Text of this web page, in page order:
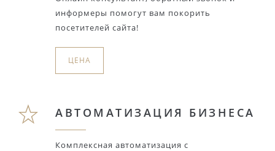
информеры помогут вам покорить
посетителей сайта!
ЦЕНА
АВТОМАТИЗАЦИЯ БИЗНЕСА
Комплексная автоматизация с